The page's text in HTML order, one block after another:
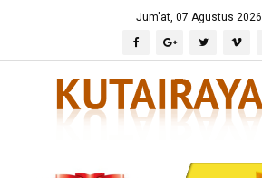
Jum'at, 07 Agustus 2026